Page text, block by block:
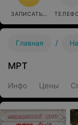
ЗАПИСАТЬСЯ
Главная /
МРТ
Инфо Цены